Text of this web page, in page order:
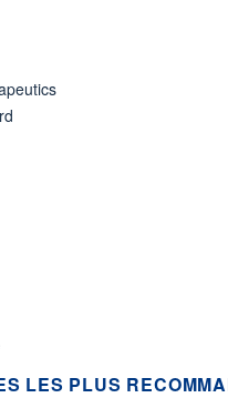
LES PLUS